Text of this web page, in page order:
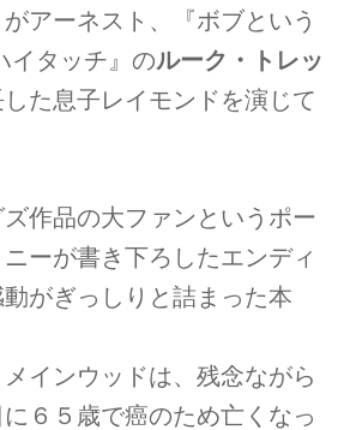
アーネスト、『ボブという
イタッチ』のルーク・トレッ
た息子レイモンドを演じて
作品の大ファンというポー
ーが書き下ろしたエンディ
がぎっしりと詰まった本
インウッドは、残念ながら
６５歳で癌のため亡くなっ